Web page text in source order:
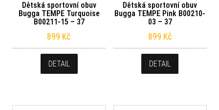
Dětská sportovní obuv
Bugga TEMPE Turquoise
B00211-15 – 37
899 Kč
DETAIL
Dětská sportovní obuv
Bugga TEMPE Pink B00210-
03 – 37
899 Kč
DETAIL